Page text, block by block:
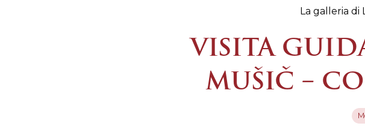
La galleria di
VISITA
MUŠIČ –